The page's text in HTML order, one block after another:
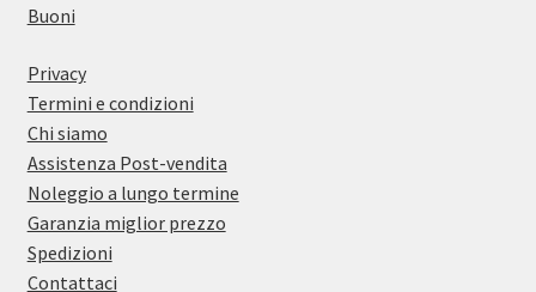
Buoni
Privacy
Termini e condizioni
Chi siamo
Assistenza Post-vendita
Noleggio a lungo termine
Garanzia miglior prezzo
Spedizioni
Contattaci